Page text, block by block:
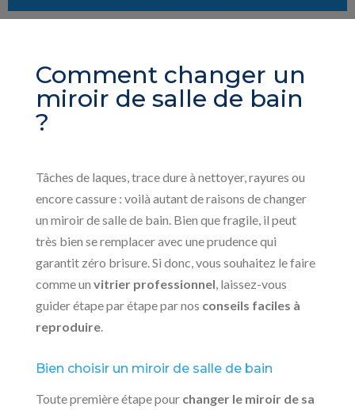
Comment changer un
miroir de salle de bain
?
Tâches de laques, trace dure à nettoyer, rayures ou
encore cassure : voilà autant de raisons de changer
un miroir de salle de bain. Bien que fragile, il peut
très bien se remplacer avec une prudence qui
garantit zéro brisure. Si donc, vous souhaitez le faire
comme un vitrier professionnel, laissez-vous
guider étape par étape par nos conseils faciles à
reproduire.
Bien choisir un miroir de salle de bain
Toute première étape pour changer le miroir de sa